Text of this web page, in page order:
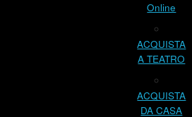
Online
ACQUISTA
A TEATRO
ACQUISTA
DA CASA